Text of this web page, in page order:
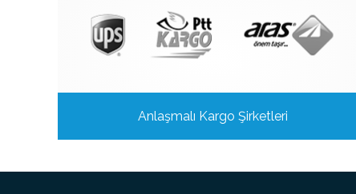
Anlaşmalı Kargo Şirketleri